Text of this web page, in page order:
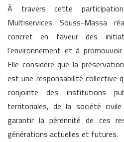
À travers cette
Multiservices Souss-Massa
concret en faveur des
l’environnement et à
Elle considère que la
est une responsabilité collective
conjointe des institutions
territoriales, de la société
garantir la pérennité de ces
générations actuelles et futures.